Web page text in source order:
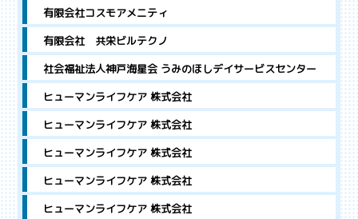
有限会社コスモアメニティ
有限会社 共栄ビルテクノ
社会福祉法人神戸海星会 うみのほしデイサービスセンター
ヒューマンライフケア 株式会社
ヒューマンライフケア 株式会社
ヒューマンライフケア 株式会社
ヒューマンライフケア 株式会社
ヒューマンライフケア 株式会社